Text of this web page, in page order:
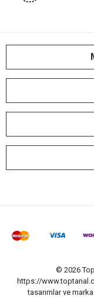
© 2026
https://
tasarımlar ve